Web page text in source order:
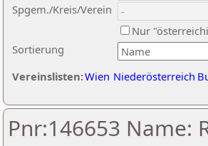
Sortierung
Spgem./Kreis/Verein
Nur
Vereinslisten:Wien Niederösterreich
Pnr:146653 Name: